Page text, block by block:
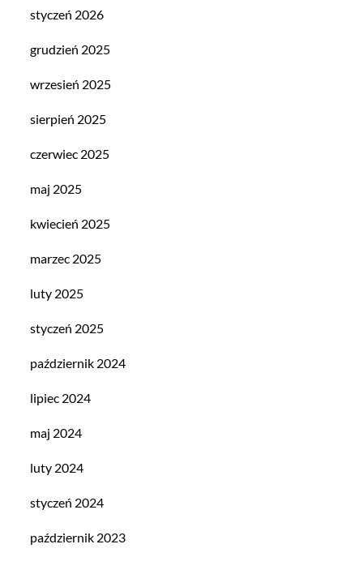
styczeń 2026
grudzień 2025
wrzesień 2025
sierpień 2025
czerwiec 2025
maj 2025
kwiecień 2025
marzec 2025
luty 2025
styczeń 2025
październik 2024
lipiec 2024
maj 2024
luty 2024
styczeń 2024
październik 2023